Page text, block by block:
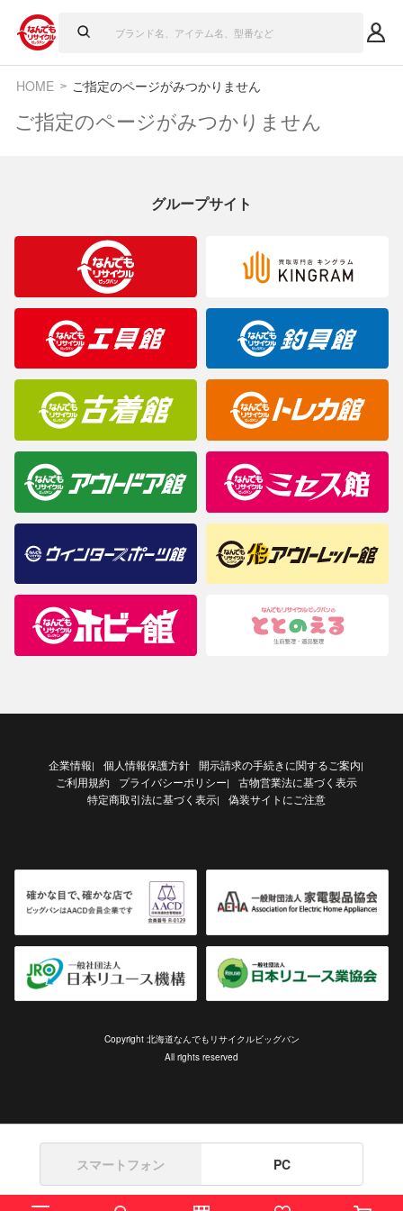
HOME ご指定のページがみつかりません
ご指定のページがみつかりません
グループサイト
企業情報| 個人情報保護方針 開示請求の手続きに関するご案内|
ご利用規約 プライバシーポリシー|
古物営業法に基づく表示
特定商取引法に基づく表示| 偽装サイトにご注意
Copyright 北海道なんでもリサイクルビッグバン
All rights reserved
スマートフォン PC